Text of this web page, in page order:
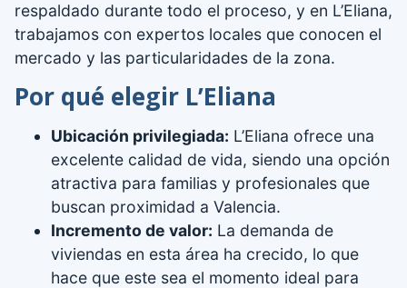
respaldado durante todo el proceso, y en L’Eliana,
trabajamos con expertos locales que conocen el
mercado y las particularidades de la zona.
Por qué elegir L’Eliana
Ubicación privilegiada: L’Eliana ofrece una
excelente calidad de vida, siendo una opción
atractiva para familias y profesionales que
buscan proximidad a Valencia.
Incremento de valor: La demanda de
viviendas en esta área ha crecido, lo que
hace que este sea el momento ideal para